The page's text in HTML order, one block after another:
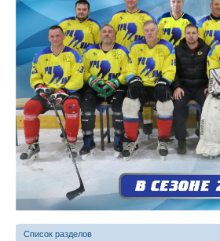
Список разделов